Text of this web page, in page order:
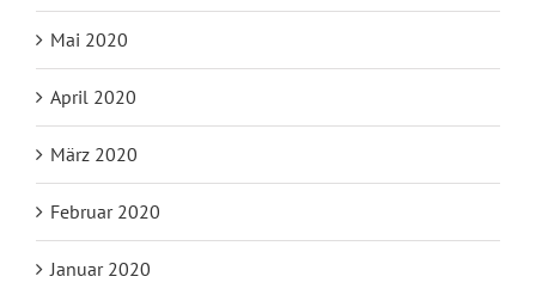
Mai 2020
April 2020
März 2020
Februar 2020
Januar 2020